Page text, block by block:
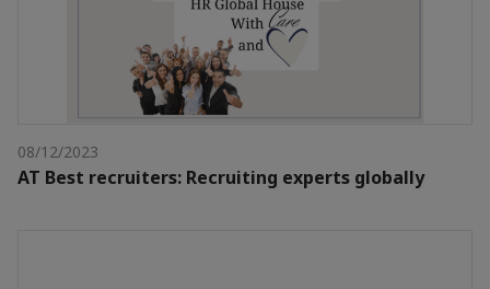
08/12/2023
AT Best recruiters: Recruiting experts globally